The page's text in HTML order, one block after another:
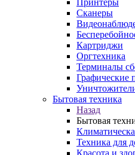
Принтеры
Сканеры
Картриджи
Оргтехника
Терминалы
Графические
Бытовая техника
Назад
Бытовая
Техника для
Красота и